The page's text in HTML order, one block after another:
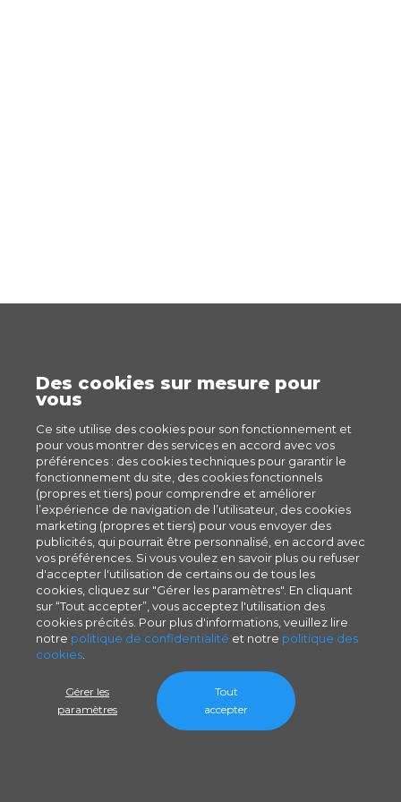
Des cookies sur mesure pour
vous
Ce site utilise des cookies pour son fonctionnement et
pour vous montrer des services en accord avec vos
préférences : des cookies techniques pour garantir le
fonctionnement du site, des cookies fonctionnels
(propres et tiers) pour comprendre et améliorer
l’expérience de navigation de l’utilisateur, des cookies
marketing (propres et tiers) pour vous envoyer des
publicités, qui pourrait être personnalisé, en accord avec
vos préférences. Si vous voulez en savoir plus ou refuser
d'accepter l'utilisation de certains ou de tous les
cookies, cliquez sur "Gérer les paramètres". En cliquant
sur “Tout accepter”, vous acceptez l'utilisation des
cookies précités. Pour plus d'informations, veuillez lire
notre politique de confidentialité et notre politique des
cookies
Gérer les
paramètres
Tout
accepter